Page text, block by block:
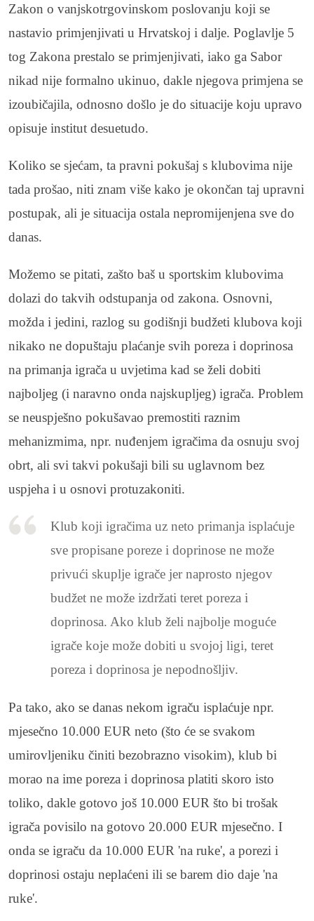
Zakon o vanjskotrgovinskom poslovanju koji se
nastavio primjenjivati u Hrvatskoj i dalje. Poglavlje 5
tog Zakona prestalo se primjenjivati, iako ga Sabor
nikad nije formalno ukinuo, dakle njegova primjena se
izoubičajila, odnosno došlo je do situacije koju upravo
opisuje institut desuetudo.
Koliko se sjećam, ta pravni pokušaj s klubovima nije
tada prošao, niti znam više kako je okončan taj upravni
postupak, ali je situacija ostala nepromijenjena sve do
danas.
Možemo se pitati, zašto baš u sportskim klubovima
dolazi do takvih odstupanja od zakona. Osnovni,
možda i jedini, razlog su godišnji budžeti klubova koji
nikako ne dopuštaju plaćanje svih poreza i doprinosa
na primanja igrača u uvjetima kad se želi dobiti
najboljeg (i naravno onda najskupljeg) igrača. Problem
se neuspješno pokušavao premostiti raznim
mehanizmima, npr. nuđenjem igračima da osnuju svoj
obrt, ali svi takvi pokušaji bili su uglavnom bez
uspjeha i u osnovi protuzakoniti.
Klub koji igračima uz neto primanja isplaćuje
sve propisane poreze i doprinose ne može
privući skuplje igrače jer naprosto njegov
budžet ne može izdržati teret poreza i
doprinosa. Ako klub želi najbolje moguće
igrače koje može dobiti u svojoj ligi, teret
poreza i doprinosa je nepodnošljiv.
Pa tako, ako se danas nekom igraču isplaćuje npr.
mjesečno 10.000 EUR neto (što će se svakom
umirovljeniku činiti bezobrazno visokim), klub bi
morao na ime poreza i doprinosa platiti skoro isto
toliko, dakle gotovo još 10.000 EUR što bi trošak
igrača povisilo na gotovo 20.000 EUR mjesečno. I
onda se igraču da 10.000 EUR 'na ruke', a porezi i
doprinosi ostaju neplaćeni ili se barem dio daje 'na
ruke'.